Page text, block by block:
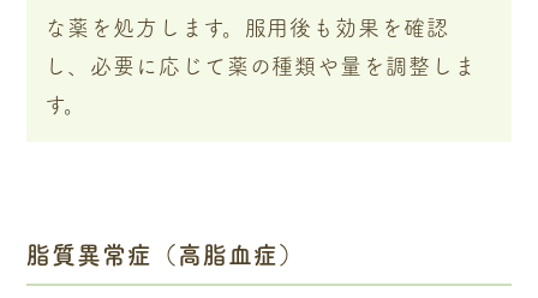
な薬を処方します。服用後も効果を確認
し、必要に応じて薬の種類や量を調整しま
す。
脂質異常症（高脂血症）